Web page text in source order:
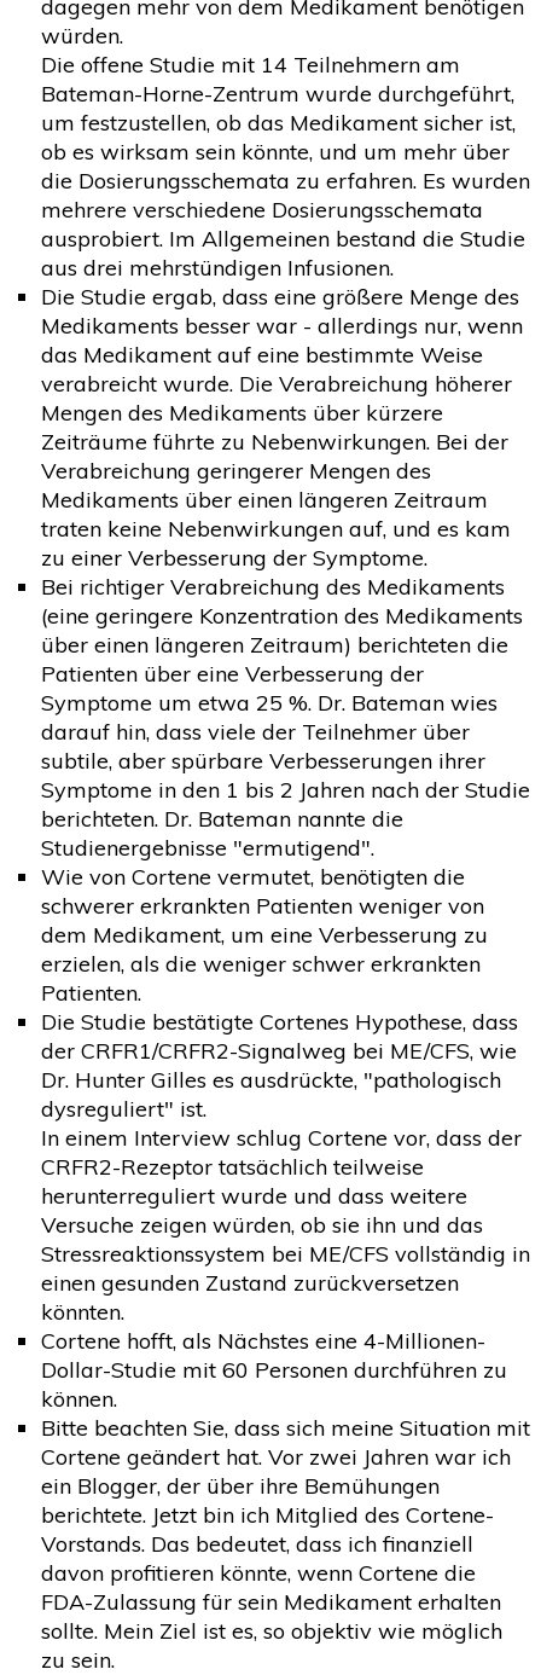
dagegen mehr von dem Medikament benötigen
würden.
Die offene Studie mit 14 Teilnehmern am
Bateman-Horne-Zentrum wurde durchgeführt,
um festzustellen, ob das Medikament sicher ist,
ob es wirksam sein könnte, und um mehr über
die Dosierungsschemata zu erfahren. Es wurden
mehrere verschiedene Dosierungsschemata
ausprobiert. Im Allgemeinen bestand die Studie
aus drei mehrstündigen Infusionen.
Die Studie ergab, dass eine größere Menge des
Medikaments besser war - allerdings nur, wenn
das Medikament auf eine bestimmte Weise
verabreicht wurde. Die Verabreichung höherer
Mengen des Medikaments über kürzere
Zeiträume führte zu Nebenwirkungen. Bei der
Verabreichung geringerer Mengen des
Medikaments über einen längeren Zeitraum
traten keine Nebenwirkungen auf, und es kam
zu einer Verbesserung der Symptome.
Bei richtiger Verabreichung des Medikaments
(eine geringere Konzentration des Medikaments
über einen längeren Zeitraum) berichteten die
Patienten über eine Verbesserung der
Symptome um etwa 25 %. Dr. Bateman wies
darauf hin, dass viele der Teilnehmer über
subtile, aber spürbare Verbesserungen ihrer
Symptome in den 1 bis 2 Jahren nach der Studie
berichteten. Dr. Bateman nannte die
Studienergebnisse "ermutigend".
Wie von Cortene vermutet, benötigten die
schwerer erkrankten Patienten weniger von
dem Medikament, um eine Verbesserung zu
erzielen, als die weniger schwer erkrankten
Patienten.
Die Studie bestätigte Cortenes Hypothese, dass
der CRFR1/CRFR2-Signalweg bei ME/CFS, wie
Dr. Hunter Gilles es ausdrückte, "pathologisch
dysreguliert" ist.
In einem Interview schlug Cortene vor, dass der
CRFR2-Rezeptor tatsächlich teilweise
herunterreguliert wurde und dass weitere
Versuche zeigen würden, ob sie ihn und das
Stressreaktionssystem bei ME/CFS vollständig in
einen gesunden Zustand zurückversetzen
könnten.
Cortene hofft, als Nächstes eine 4-Millionen-
Dollar-Studie mit 60 Personen durchführen zu
können.
Bitte beachten Sie, dass sich meine Situation mit
Cortene geändert hat. Vor zwei Jahren war ich
ein Blogger, der über ihre Bemühungen
berichtete. Jetzt bin ich Mitglied des Cortene-
Vorstands. Das bedeutet, dass ich finanziell
davon profitieren könnte, wenn Cortene die
FDA-Zulassung für sein Medikament erhalten
sollte. Mein Ziel ist es, so objektiv wie möglich
zu sein.